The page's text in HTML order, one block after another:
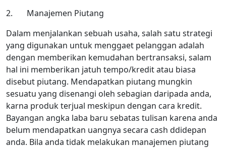
2. Manajemen Piutang
Dalam menjalankan sebuah usaha, salah satu strategi
yang digunakan untuk menggaet pelanggan adalah
dengan memberikan kemudahan bertransaksi, salam
hal ini memberikan jatuh tempo/kredit atau biasa
disebut piutang. Mendapatkan piutang mungkin
sesuatu yang disenangi oleh sebagian daripada anda,
karna produk terjual meskipun dengan cara kredit.
Bayangan angka laba baru sebatas tulisan karena anda
belum mendapatkan uangnya secara cash ddidepan
anda. Bila anda tidak melakukan manajemen piutang